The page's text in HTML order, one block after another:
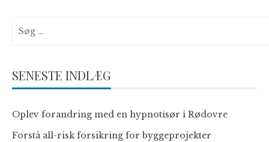
efter:
SENESTE INDLÆG
Oplev forandring med en hypnotisør i Rødovre
Forstå all-risk forsikring for byggeprojekter